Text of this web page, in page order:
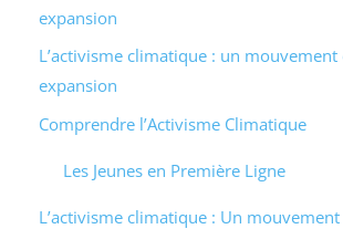
expansion
L’activisme climatique : un mouvement
expansion
Comprendre l’Activisme Climatique
Les Jeunes en Première Ligne
L’activisme climatique : Un